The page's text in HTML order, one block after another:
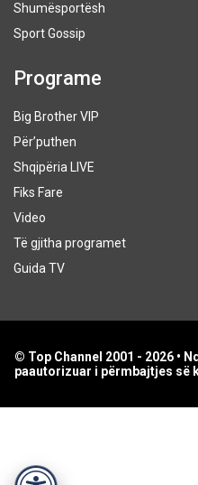
Shumësportësh
Sport Gossip
Programe
Big Brother VIP
Për’puthen
Shqipëria LIVE
Fiks Fare
Video
Të gjitha programet
Guida TV
© Top Channel 2001 - 2026 •
paautorizuar i përmbajtjes së